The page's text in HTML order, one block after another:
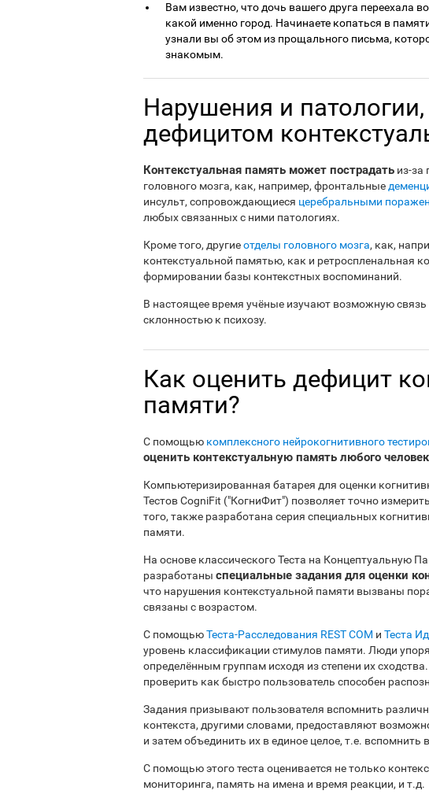
Вам известно, что дочь вашего друга переехала
какой именно город. Начинаете копаться в
узнали вы об этом из прощального письма,
знакомым.
Нарушения и
дефицитом
Контекстуальная память может пострадать из-за
головного мозга, как, например, фронтальные
инсульт, сопровождающиеся церебральными
любых связанных с ними патологиях.
Кроме того, другиеотделы головного мозга, как,
контекстуальной памятью, как и ретроспленальная
формировании базы контекстных воспоминаний.
В настоящее время учёные изучают возможную
склонностью к психозу.
Как оценить дефицит
памяти?
С помощью комплексного нейрокогнитивного
оценить контекстуальную память любого
Компьютеризированная батарея для оценки
Тестов CogniFit ("КогниФит") позволяет точно
того, также разработана серия специальных
памяти.
На основе классического Теста на Концептуальную
разработаны специальные задания для оценки
что нарушения контекстуальной памяти вызваны
связаны с возрастом.
С помощьюТеста-Расследования REST COM и Теста
уровень классификации стимулов памяти. Люди
определённым группам исходя из степени их
проверить как быстро пользователь способен
Задания призывают пользователя вспомнить
контекста, другими словами, предоставляют
и затем объединить их в единое целое, т.е. вспомнить
С помощью этого теста оценивается не только
мониторинга, память на имена и время реакции, и т.д.